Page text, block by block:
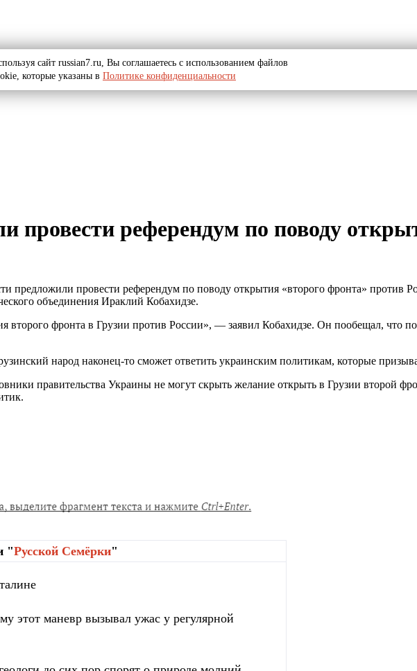
провести референдум по поводу
предложили провести референдум по поводу открытия «второго фронта»
объединения Ираклий Кобахидзе.
второго фронта в Грузии против России», — заявил Кобахидзе. Он пообещал, что
народ наконец-то сможет ответить украинским политикам, которые
правительства Украины не могут скрыть желание открыть в Грузии второй
"Русской Cемёрки"
этот маневр вызывал ужас у регулярной
сайт russian7.ru, Вы соглашаетесь с использованием файлов
которые указаны в Политике конфиденциальности